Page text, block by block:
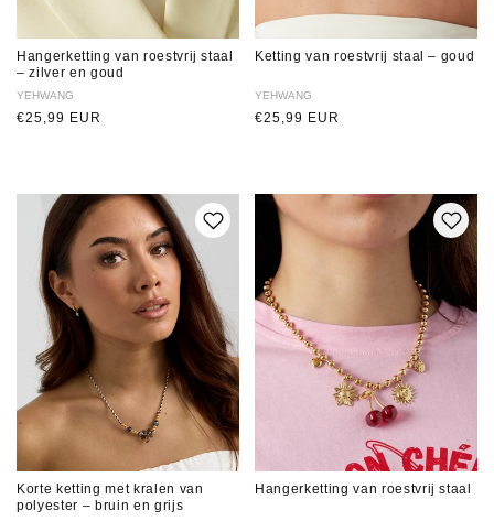
Hangerketting van roestvrij staal
– zilver en goud
Verkoper:
YEHWANG
Normale
€25,99 EUR
Ketting van roestvrij staal – goud
Verkoper:
YEHWANG
Normale
€25,99 EUR
Korte ketting met kralen van
polyester – bruin en grijs
Hangerketting van roestvrij staal